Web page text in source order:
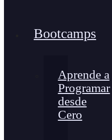
Bootcamps
Aprende a
Programar
desde
Cero